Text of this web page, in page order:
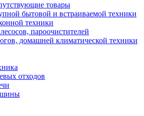
товары
бытовой и встраиваемой техники
техники
пароочистителей
домашней климатической техники
отходов